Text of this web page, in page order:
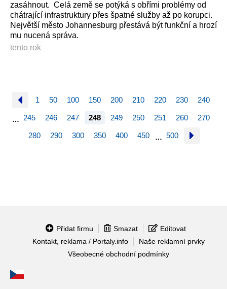
zasáhnout. Celá země se potýká s obřími problémy od
chátrající infrastruktury přes špatné služby až po korupci.
Největší město Johannesburg přestává být funkční a hrozí
mu nucená správa.
tento rok
1 50 100 150 200 210 220 230 240
… 245 246 247 248 249 250 251 260 270
280 290 300 350 400 450 … 500
Přidat firmu Smazat
Editovat
Kontakt, reklama / Portaly.info
Naše reklamní prvky
Všeobecné obchodní podmínky